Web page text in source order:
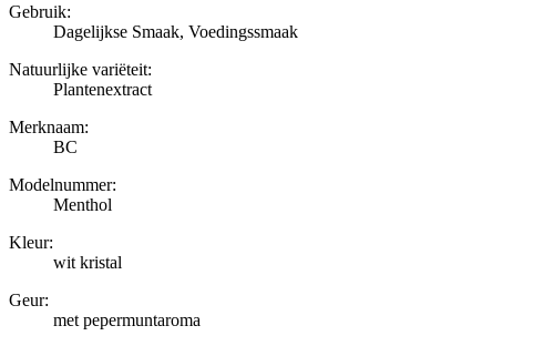
Gebruik:
Dagelijkse Smaak, Voedingssmaak
Natuurlijke variëteit:
Plantenextract
Merknaam:
BC
Modelnummer:
Menthol
Kleur:
wit kristal
Geur:
met pepermuntaroma